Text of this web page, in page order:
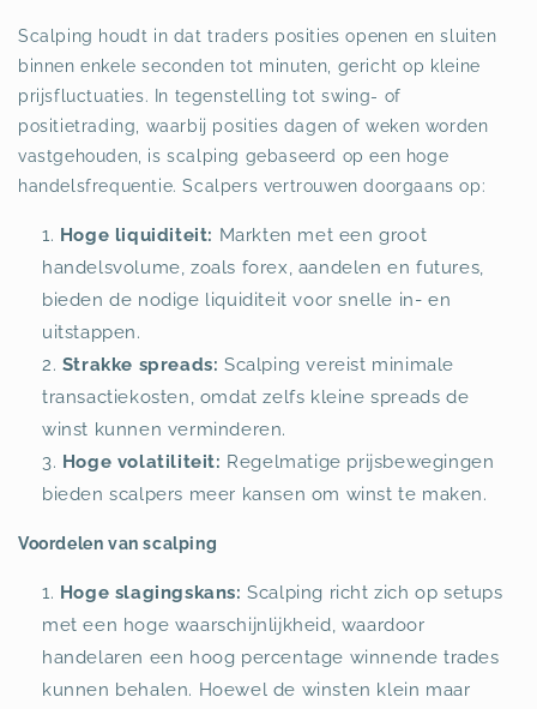
Scalping houdt in dat traders posities openen en sluiten
binnen enkele seconden tot minuten, gericht op kleine
prijsfluctuaties. In tegenstelling tot swing- of
positietrading, waarbij posities dagen of weken worden
vastgehouden, is scalping gebaseerd op een hoge
handelsfrequentie. Scalpers vertrouwen doorgaans op:
Hoge liquiditeit: Markten met een groot
handelsvolume, zoals forex, aandelen en futures,
bieden de nodige liquiditeit voor snelle in- en
uitstappen.
Strakke spreads: Scalping vereist minimale
transactiekosten, omdat zelfs kleine spreads de
winst kunnen verminderen.
Hoge volatiliteit: Regelmatige prijsbewegingen
bieden scalpers meer kansen om winst te maken.
Voordelen van scalping
Hoge slagingskans: Scalping richt zich op setups
met een hoge waarschijnlijkheid, waardoor
handelaren een hoog percentage winnende trades
kunnen behalen. Hoewel de winsten klein maar